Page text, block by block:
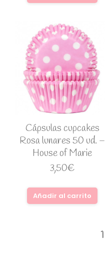
Cápsulas cupcakes
Rosa lunares 50 ud. –
House of Marie
3,50€
Añadir al carrito
1